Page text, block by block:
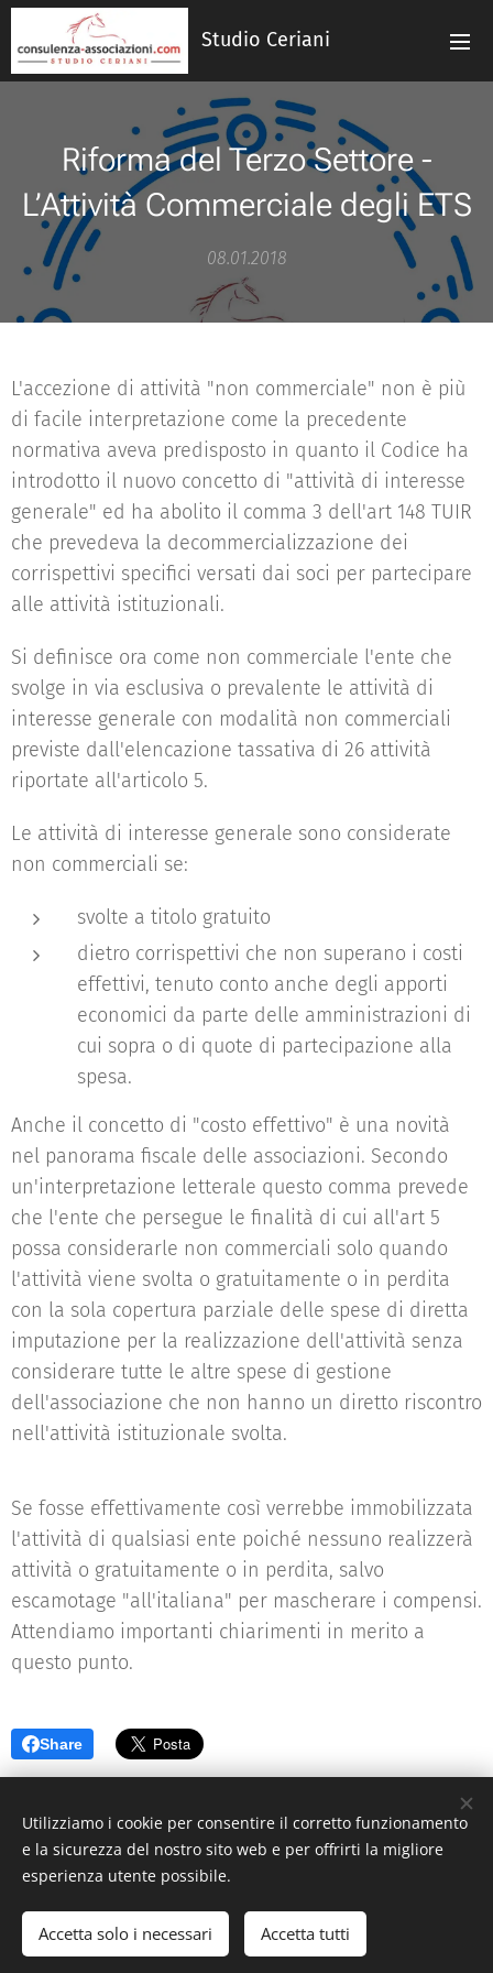
Studio Ceriani
Riforma del Terzo Settore -
L’Attività Commerciale degli ETS
08.01.2018
L'accezione di attività "non commerciale" non è più
di facile interpretazione come la precedente
normativa aveva predisposto in quanto il Codice ha
introdotto il nuovo concetto di "attività di interesse
generale" ed ha abolito il comma 3 dell'art 148 TUIR
che prevedeva la decommercializzazione dei
corrispettivi specifici versati dai soci per partecipare
alle attività istituzionali.
Si definisce ora come non commerciale l'ente che
svolge in via esclusiva o prevalente le attività di
interesse generale con modalità non commerciali
previste dall'elencazione tassativa di 26 attività
riportate all'articolo 5.
Le attività di interesse generale sono considerate
non commerciali se:
svolte a titolo gratuito
dietro corrispettivi che non superano i costi
effettivi, tenuto conto anche degli apporti
economici da parte delle amministrazioni di
cui sopra o di quote di partecipazione alla
spesa.
Anche il concetto di "costo effettivo" è una novità
nel panorama fiscale delle associazioni. Secondo
un'interpretazione letterale questo comma prevede
che l'ente che persegue le finalità di cui all'art 5
possa considerarle non commerciali solo quando
l'attività viene svolta o gratuitamente o in perdita
con la sola copertura parziale delle spese di diretta
imputazione per la realizzazione dell'attività senza
considerare tutte le altre spese di gestione
dell'associazione che non hanno un diretto riscontro
nell'attività istituzionale svolta.
Se fosse effettivamente così verrebbe immobilizzata
l'attività di qualsiasi ente poiché nessuno realizzerà
attività o gratuitamente o in perdita, salvo
escamotage "all'italiana" per mascherare i compensi.
Attendiamo importanti chiarimenti in merito a
questo punto.
Share
9 - Legnano (MI
Webnode
Utilizziamo i cookie per consentire il corretto funzionamento
e la sicurezza del nostro sito web e per offrirti la migliore
esperienza utente possibile.
Accetta solo i necessari Accetta tutti